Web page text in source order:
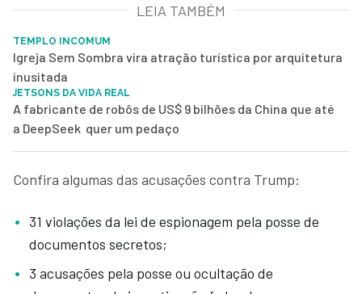
LEIA TAMBÉM
TEMPLO INCOMUM
Igreja Sem Sombra vira atração turística por arquitetura
inusitada
JETSONS DA VIDA REAL
A fabricante de robôs de US$ 9 bilhões da China que até
a DeepSeek quer um pedaço
Confira algumas das acusações contra Trump:
31 violações da lei de espionagem pela posse de
documentos secretos;
3 acusações pela posse ou ocultação de